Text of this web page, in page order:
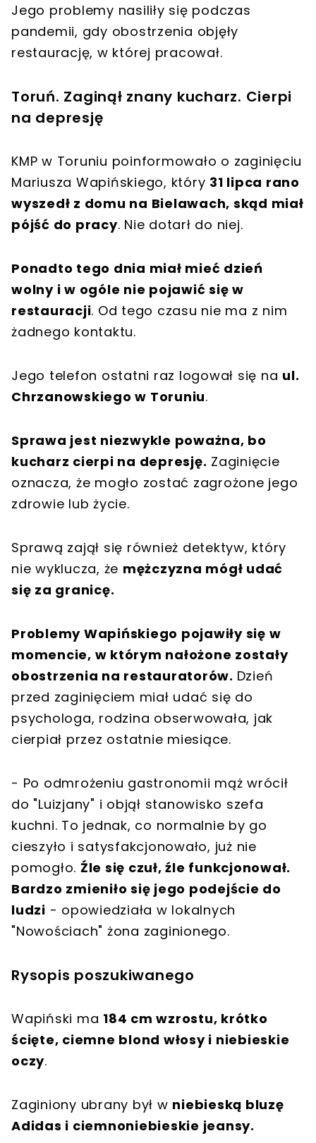
Jego problemy nasiliły się podczas
pandemii, gdy obostrzenia objęły
restaurację, w której pracował.
Toruń. Zaginął znany kucharz. Cierpi
na depresję
KMP w Toruniu poinformowało o zaginięciu
Mariusza Wapińskiego, który 31 lipca rano
wyszedł z domu na Bielawach, skąd miał
pójść do pracy. Nie dotarł do niej.
Ponadto tego dnia miał mieć dzień
wolny i w ogóle nie pojawić się w
restauracji. Od tego czasu nie ma z nim
żadnego kontaktu.
Jego telefon ostatni raz logował się na ul.
Chrzanowskiego w Toruniu.
Sprawa jest niezwykle poważna, bo
kucharz cierpi na depresję. Zaginięcie
oznacza, że mogło zostać zagrożone jego
zdrowie lub życie.
Sprawą zajął się również detektyw, który
nie wyklucza, że mężczyzna mógł udać
się za granicę.
Problemy Wapińskiego pojawiły się w
momencie, w którym nałożone zostały
obostrzenia na restauratorów. Dzień
przed zaginięciem miał udać się do
psychologa, rodzina obserwowała, jak
cierpiał przez ostatnie miesiące.
- Po odmrożeniu gastronomii mąż wrócił
do "Luizjany" i objął stanowisko szefa
kuchni. To jednak, co normalnie by go
cieszyło i satysfakcjonowało, już nie
pomogło. Źle się czuł, źle funkcjonował.
Bardzo zmieniło się jego podejście do
ludzi - opowiedziała w lokalnych
"Nowościach" żona zaginionego.
Rysopis poszukiwanego
Wapiński ma 184 cm wzrostu, krótko
ścięte, ciemne blond włosy i niebieskie
oczy.
Zaginiony ubrany był w niebieską bluzę
Adidas i ciemnoniebieskie jeansy.